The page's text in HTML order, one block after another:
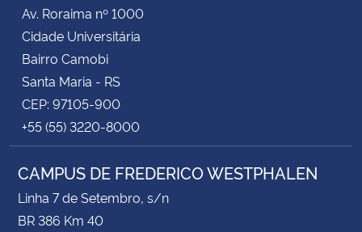
Av. Roraima nº 1000
Cidade Universitária
Bairro Camobi
Santa Maria - RS
CEP: 97105-900
+55 (55) 3220-8000
CAMPUS DE FREDERICO WESTPHALEN
Linha 7 de Setembro, s/n
BR 386 Km 40